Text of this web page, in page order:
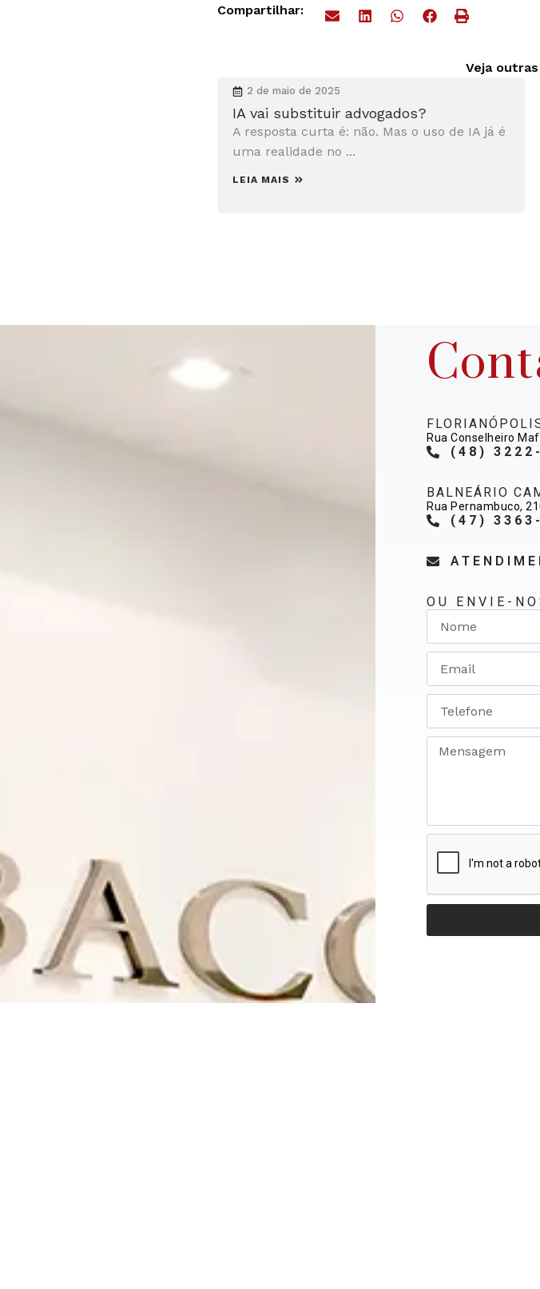
Compartilhar:
Veja
2 de maio de 2025
IA vai substituir advogados?
A resposta curta é: não. Mas o uso de IA já é
uma realidade no ...
LEIA MAIS
Rua Conselheiro
(48)
BALNEÁRIO
Rua Pernambuco,
(47)
OU ENVIE-